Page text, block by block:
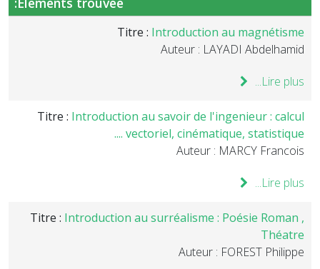
Titre : Introduction au magnétisme
Auteur : LAYADI Abdelhamid
Lire plus...
Titre : Introduction au savoir de l'ingenieur : calcul
vectoriel, cinématique, statistique ....
Auteur : MARCY Francois
Lire plus...
Titre : Introduction au surréalisme : Poésie Roman ,
Théatre
Auteur : FOREST Philippe